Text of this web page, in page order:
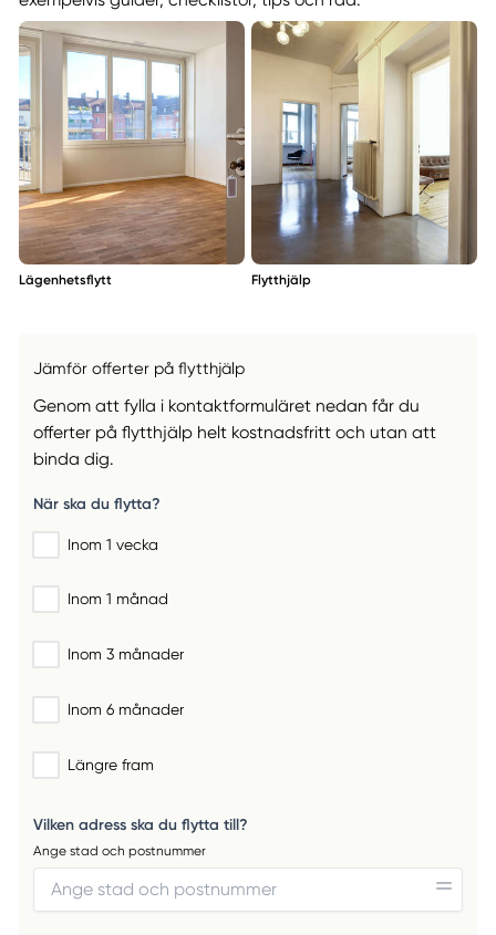
Lägenhetsflytt Flytthjälp
Jämför offerter på flytthjälp
Genom att fylla i kontaktformuläret nedan får du
offerter på flytthjälp helt kostnadsfritt och utan att
binda dig.
När ska du flytta?
Inom 1 vecka
Inom 1 månad
Inom 3 månader
Inom 6 månader
Längre fram
Vilken adress ska du flytta till?
Ange stad och postnummer